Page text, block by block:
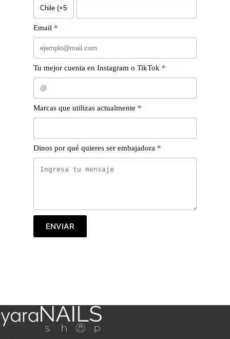
Email
Tu mejor cuenta en Instagram o TikTok
Marcas que utilizas actualmente
Dinos por qué quieres ser embajadora
ENVIAR